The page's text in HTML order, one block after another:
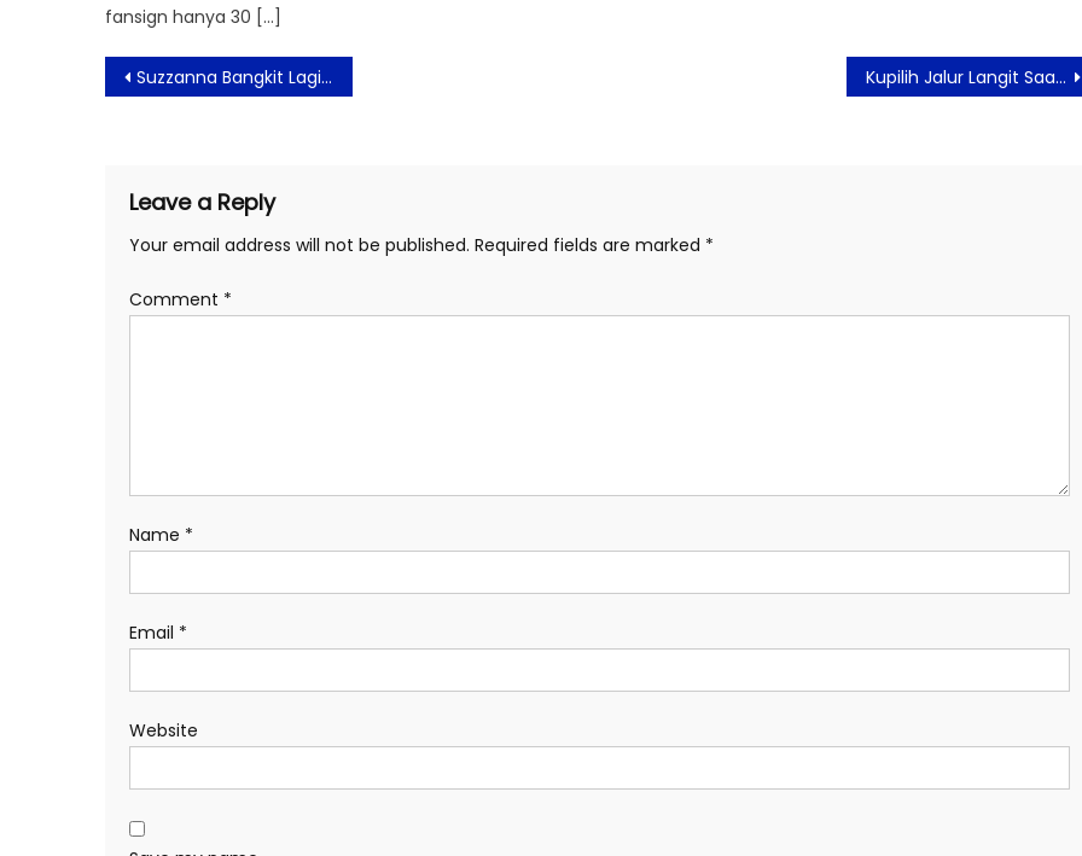
fansign hanya 30 […]
Post
navigation
Suzzanna Bangkit Lagi! Film Horor Ini Tembus 1 Juta Penonton di Momen Lebaran Kupilih Jalur Langit Saat Akad Sudah Diucap, Namun Hati Suami Masih Milik Wanita Lain
Leave a Reply
Your email address will not be published. Required fields are marked *
Comment *
Name *
Email *
Website